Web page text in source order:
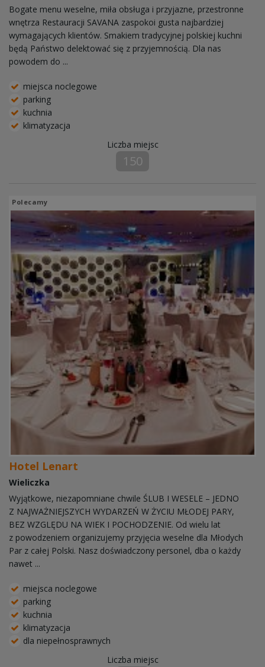
Bogate menu weselne, miła obsługa i przyjazne, przestronne
wnętrza Restauracji SAVANA zaspokoi gusta najbardziej
wymagających klientów. Smakiem tradycyjnej polskiej kuchni
będą Państwo delektować się z przyjemnością. Dla nas
powodem do ...
miejsca noclegowe
parking
kuchnia
klimatyzacja
Liczba miejsc
150
Polecamy
Hotel Lenart
Wieliczka
Wyjątkowe, niezapomniane chwile ŚLUB I WESELE – JEDNO
Z NAJWAŻNIEJSZYCH WYDARZEŃ W ŻYCIU MŁODEJ PARY,
BEZ WZGLĘDU NA WIEK I POCHODZENIE. Od wielu lat
z powodzeniem organizujemy przyjęcia weselne dla Młodych
Par z całej Polski. Nasz doświadczony personel, dba o każdy
nawet ...
miejsca noclegowe
parking
kuchnia
klimatyzacja
dla niepełnosprawnych
Liczba miejsc